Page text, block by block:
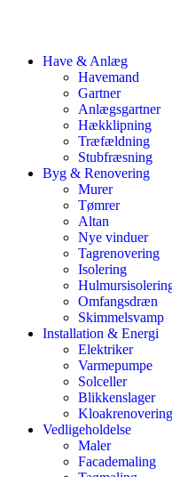
Have & Anlæg
Havemand
Gartner
Anlægsgartner
Hækklipning
Træfældning
Stubfræsning
Byg & Renovering
Murer
Tømrer
Altan
Nye vinduer
Tagrenovering
Isolering
Omfangsdræn
Skimmelsvamp
Installation & Energi
Elektriker
Varmepumpe
Solceller
Blikkenslager
Kloakrenovering
Vedligeholdelse
Maler
Facademaling